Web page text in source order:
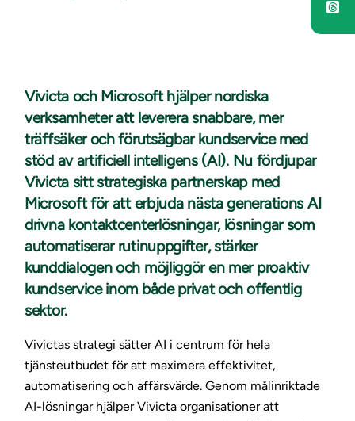
Vivicta och Microsoft hjälper nordiska
verksamheter att leverera snabbare, mer
träffsäker och förutsägbar kundservice med
stöd av artificiell intelligens (AI). Nu fördjupar
Vivicta sitt strategiska partnerskap med
Microsoft för att erbjuda nästa generations AI
drivna kontaktcenterlösningar, lösningar som
automatiserar rutinuppgifter, stärker
kunddialogen och möjliggör en mer proaktiv
kundservice inom både privat och offentlig
sektor.
Vivictas strategi sätter AI i centrum för hela
tjänsteutbudet för att maximera effektivitet,
automatisering och affärsvärde. Genom målinriktade
AI-lösningar hjälper Vivicta organisationer att